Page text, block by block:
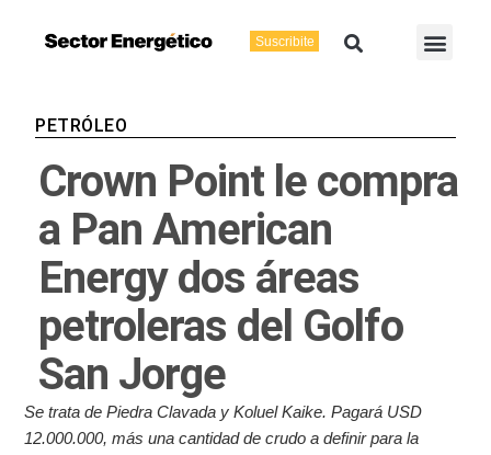
Suscribite Buscar
PETRÓLEO
Crown Point le compra
a Pan American
Energy dos áreas
petroleras del Golfo
San Jorge
Se trata de Piedra Clavada y Koluel Kaike. Pagará USD
12.000.000, más una cantidad de crudo a definir para la